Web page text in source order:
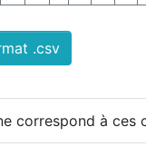
.csv
correspond à ces